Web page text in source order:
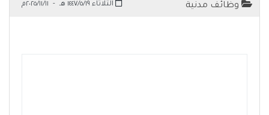
وظائف مدنية الثلاثاء ١٤٤٧/٥/١٩ هـ - ٢٠٢٥/١١/١١م